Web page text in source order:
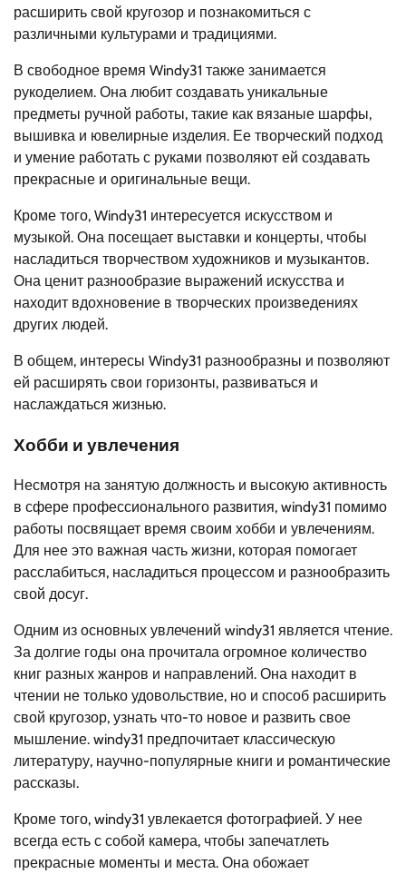
расширить свой кругозор и познакомиться с
различными культурами и традициями.
В свободное время Windy31 также занимается
рукоделием. Она любит создавать уникальные
предметы ручной работы, такие как вязаные шарфы,
вышивка и ювелирные изделия. Ее творческий подход
и умение работать с руками позволяют ей создавать
прекрасные и оригинальные вещи.
Кроме того, Windy31 интересуется искусством и
музыкой. Она посещает выставки и концерты, чтобы
насладиться творчеством художников и музыкантов.
Она ценит разнообразие выражений искусства и
находит вдохновение в творческих произведениях
других людей.
В общем, интересы Windy31 разнообразны и позволяют
ей расширять свои горизонты, развиваться и
наслаждаться жизнью.
Хобби и увлечения
Несмотря на занятую должность и высокую активность
в сфере профессионального развития, windy31 помимо
работы посвящает время своим хобби и увлечениям.
Для нее это важная часть жизни, которая помогает
расслабиться, насладиться процессом и разнообразить
свой досуг.
Одним из основных увлечений windy31 является чтение.
За долгие годы она прочитала огромное количество
книг разных жанров и направлений. Она находит в
чтении не только удовольствие, но и способ расширить
свой кругозор, узнать что-то новое и развить свое
мышление. windy31 предпочитает классическую
литературу, научно-популярные книги и романтические
рассказы.
Кроме того, windy31 увлекается фотографией. У нее
всегда есть с собой камера, чтобы запечатлеть
прекрасные моменты и места. Она обожает